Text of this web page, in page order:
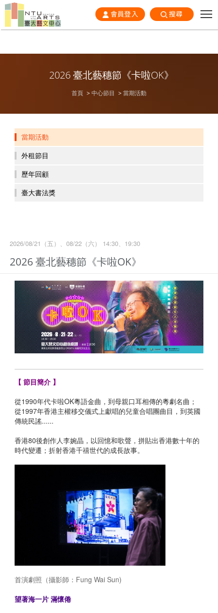
會員登入 搜尋
2026 臺北藝穗節《卡啦OK》
首頁 中心節目 當期活動
當期活動
外租節目
歷年回顧
臺大書法獎
2026/08/21（五）、08/22（六） 14:30、19:30
2026 臺北藝穗節《卡啦OK》
【 節目簡介 】
從1990年代卡啦OK粵語金曲，到母親口耳相傳的粵劇名曲；
從1997年香港主權移交儀式上獻唱的兒童合唱團曲目，到英國
傳統民謠......
香港80後創作人李婉晶，以回憶和歌聲，拼貼出香港數十年的
時代變遷；折射香港千禧世代的成長故事。
首演劇照（攝影師：Fung Wai Sun)
望著海一片 滿懷倦